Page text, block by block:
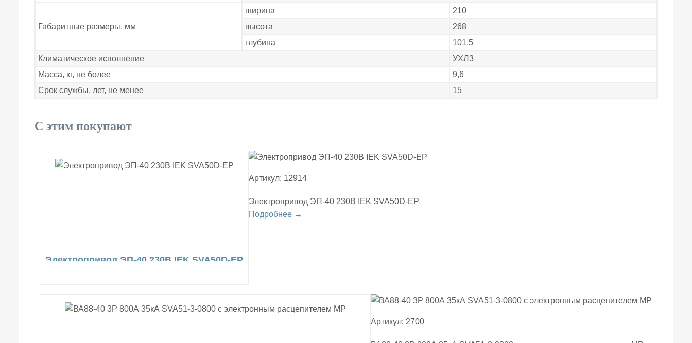
Габаритные размеры, мм
ширина
210
высота
268
глубина
101,5
Климатическое исполнение
УХЛ3
Масса, кг, не более
9,6
Срок службы, лет, не менее
15
С этим покупают
Электропривод ЭП-40 230В IEK SVA50D-EP
Артикул: 12914
Электропривод ЭП-40 230В IEK SVA50D-EP
Подробнее →
Артикул: 2700